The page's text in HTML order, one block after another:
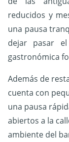
reducidos y
una pausa
dejar pasar
gastronómica
Además de
cuenta con
una pausa
abiertos a la
ambiente del